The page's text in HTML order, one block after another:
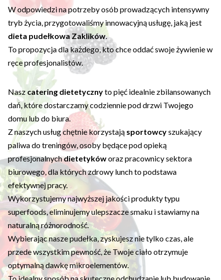
W odpowiedzi na potrzeby osób prowadzących intensywny
tryb życia, przygotowaliśmy innowacyjną usługę, jaką jest
dieta pudełkowa Zaklików.
To propozycja dla każdego, kto chce oddać swoje żywienie w
ręce profesjonalistów.
Nasz catering dietetycznyto pięć idealnie zbilansowanych
dań, które dostarczamy codziennie pod drzwi Twojego
domu lub do biura.
Z naszych usług chętnie korzystają sportowcyszukający
paliwa do treningów, osoby będące pod opieką
profesjonalnychdietetykóworaz pracownicy sektora
biurowego, dla których zdrowy lunch to podstawa
efektywnej pracy.
Wykorzystujemy najwyższej jakości produkty typu
superfoods, eliminujemy ulepszacze smaku i stawiamy na
naturalną różnorodność.
Wybierając nasze pudełka, zyskujesz nie tylko czas, ale
przede wszystkim pewność, że Twoje ciało otrzymuje
optymalną dawkę mikroelementów.
To idealny sposób na skuteczne odchudzanie lub budowanie